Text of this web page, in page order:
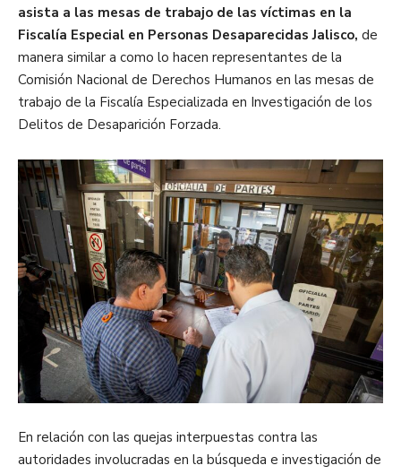
asista a las mesas de trabajo de las víctimas en la
Fiscalía Especial en Personas Desaparecidas Jalisco, de
manera similar a como lo hacen representantes de la
Comisión Nacional de Derechos Humanos en las mesas de
trabajo de la Fiscalía Especializada en Investigación de los
Delitos de Desaparición Forzada.
En relación con las quejas interpuestas contra las
autoridades involucradas en la búsqueda e investigación de